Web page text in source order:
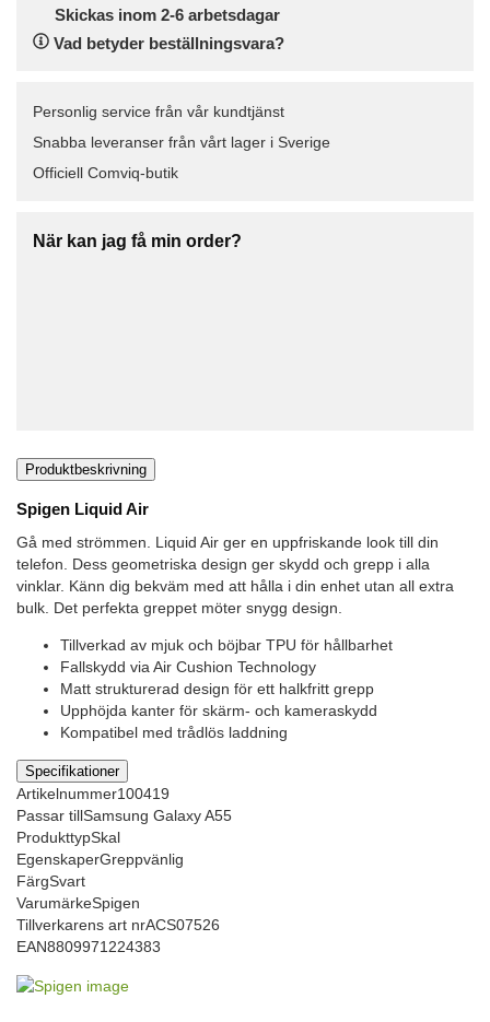
Skickas inom 2-6 arbetsdagar
Vad betyder beställningsvara?
Personlig service från vår kundtjänst
Snabba leveranser från vårt lager i Sverige
Officiell Comviq-butik
När kan jag få min order?
Produktbeskrivning
Spigen Liquid Air
Gå med strömmen. Liquid Air ger en uppfriskande look till din
telefon. Dess geometriska design ger skydd och grepp i alla
vinklar. Känn dig bekväm med att hålla i din enhet utan all extra
bulk. Det perfekta greppet möter snygg design.
Tillverkad av mjuk och böjbar TPU för hållbarhet
Fallskydd via Air Cushion Technology
Matt strukturerad design för ett halkfritt grepp
Upphöjda kanter för skärm- och kameraskydd
Kompatibel med trådlös laddning
Specifikationer
Artikelnummer100419
Passar tillSamsung Galaxy A55
ProdukttypSkal
EgenskaperGreppvänlig
FärgSvart
VarumärkeSpigen
Tillverkarens art nrACS07526
EAN8809971224383